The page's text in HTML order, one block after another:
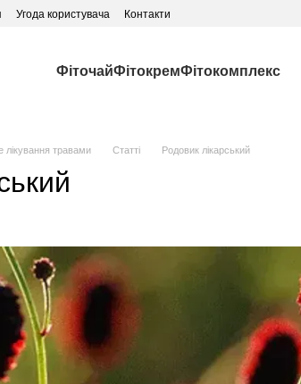
Угода користувача Контакти
ФіточайФітокремФітокомплекс
травами Статті Родовик лікарський